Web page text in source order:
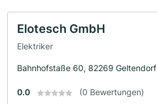
Elotesch GmbH
Elektriker
Bahnhofstaße 60, 82269 Geltendorf
0.0 (0 Bewertungen)